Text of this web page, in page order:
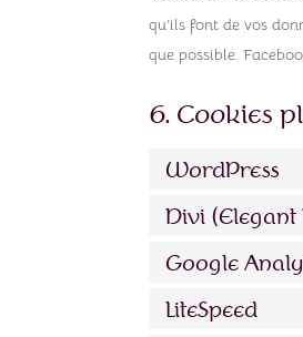
qu’ils font de vos
que possible.
6. Cookies
WordPress
Divi (Elegant
Google
LiteSpeed